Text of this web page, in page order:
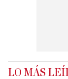
LO MÁS